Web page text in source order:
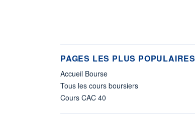
PAGES LES PLUS POPULAIRES
Accueil Bourse
Tous les cours boursiers
Cours CAC 40